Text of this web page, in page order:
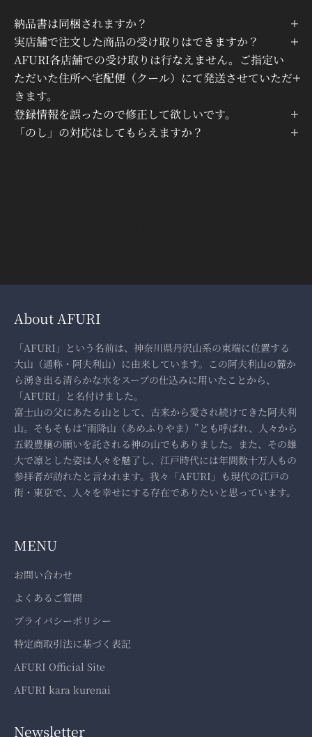
納品書は同梱されますか？
実店舗で注文した商品の受け取りはできますか？
AFURI各店舗での受け取りは行なえません。ご指定い
ただいた住所へ宅配便（クール）にて発送させていただ
きます。
登録情報を誤ったので修正して欲しいです。
「のし」の対応はしてもらえますか？
About AFURI
「AFURI」という名前は、神奈川県丹沢山系の東端に位置する
大山（通称・阿夫利山）に由来しています。この阿夫利山の麓か
ら湧き出る清らかな水をスープの仕込みに用いたことから、
「AFURI」と名付けました。
富士山の父にあたる山として、古来から愛され続けてきた阿夫利
山。そもそもは“雨降山（あめふりやま）”とも呼ばれ、人々から
五穀豊穣の願いを託される神の山でもありました。また、その雄
大で凛とした姿は人々を魅了し、江戸時代には年間数十万人もの
参拝者が訪れたと言われます。我々「AFURI」も現代の江戸の
街・東京で、人々を幸せにする存在でありたいと思っています。
MENU
お問い合わせ
よくあるご質問
プライバシーポリシー
特定商取引法に基づく表記
AFURI Official Site
AFURI kara kurenai
Newsletter